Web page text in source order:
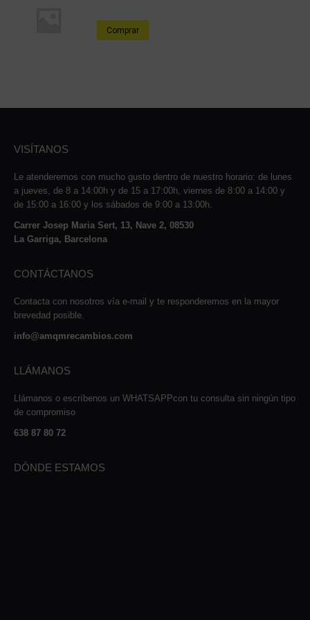
Comprar
VISÍTANOS
Le atenderemos con mucho gusto dentro de nuestro horario: de lunes
a jueves, de 8 a 14:00h y de 15 a 17:00h, viernes de 8:00 a 14:00 y
de 15:00 a 16:00 y los sábados de 9:00 a 13:00h.
Carrer Josep Maria Sert, 13, Nave 2, 08530
La Garriga, Barcelona
CONTÁCTANOS
Contacta con nosotros vía e-mail y te responderemos en la mayor
brevedad posible.
info@amqmrecambios.com
LLÁMANOS
Llámanos o escríbenos un WHATSAPPcon tu consulta sin ningún tipo
de compromiso
638 87 80 72
DÓNDE ESTAMOS